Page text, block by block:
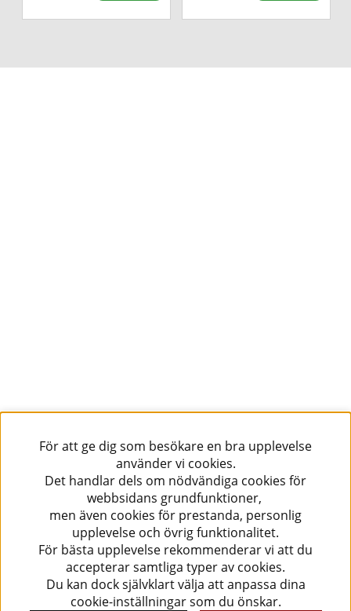
För att ge dig som besökare en bra upplevelse
använder vi cookies.
Det handlar dels om nödvändiga cookies för
webbsidans grundfunktioner,
men även cookies för prestanda, personlig
upplevelse och övrig funktionalitet.
För bästa upplevelse rekommenderar vi att du
accepterar samtliga typer av cookies.
Du kan dock självklart välja att anpassa dina
cookie-inställningar som du önskar.